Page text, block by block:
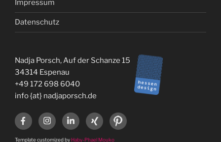
Impressum
Datenschutz
Nadja Porsch, Auf der Schanze 15,
34314 Espenau
+49 172 698 6040
info {at} nadjaporsch.de
Template customized by Haby-Phael Mouko